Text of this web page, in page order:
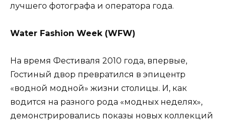
лучшего фотографа и оператора года.
Water Fashion Week (WFW)
На время Фестиваля 2010 года, впервые,
Гостиный двор превратился в эпицентр
«водной модной» жизни столицы. И, как
водится на разного рода «модных неделях»,
демонстрировались показы новых коллекций